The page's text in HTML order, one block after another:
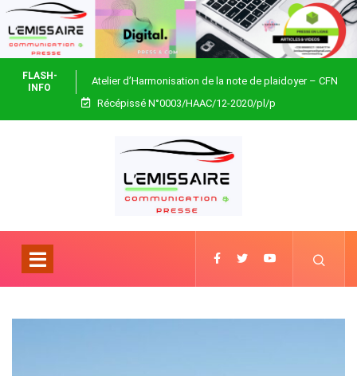
FLASH-
INFO
Atelier d’Harmonisation de la note de plaidoyer – CFN
Togo
Récépissé N°0003/HAAC/12-2020/pl/p